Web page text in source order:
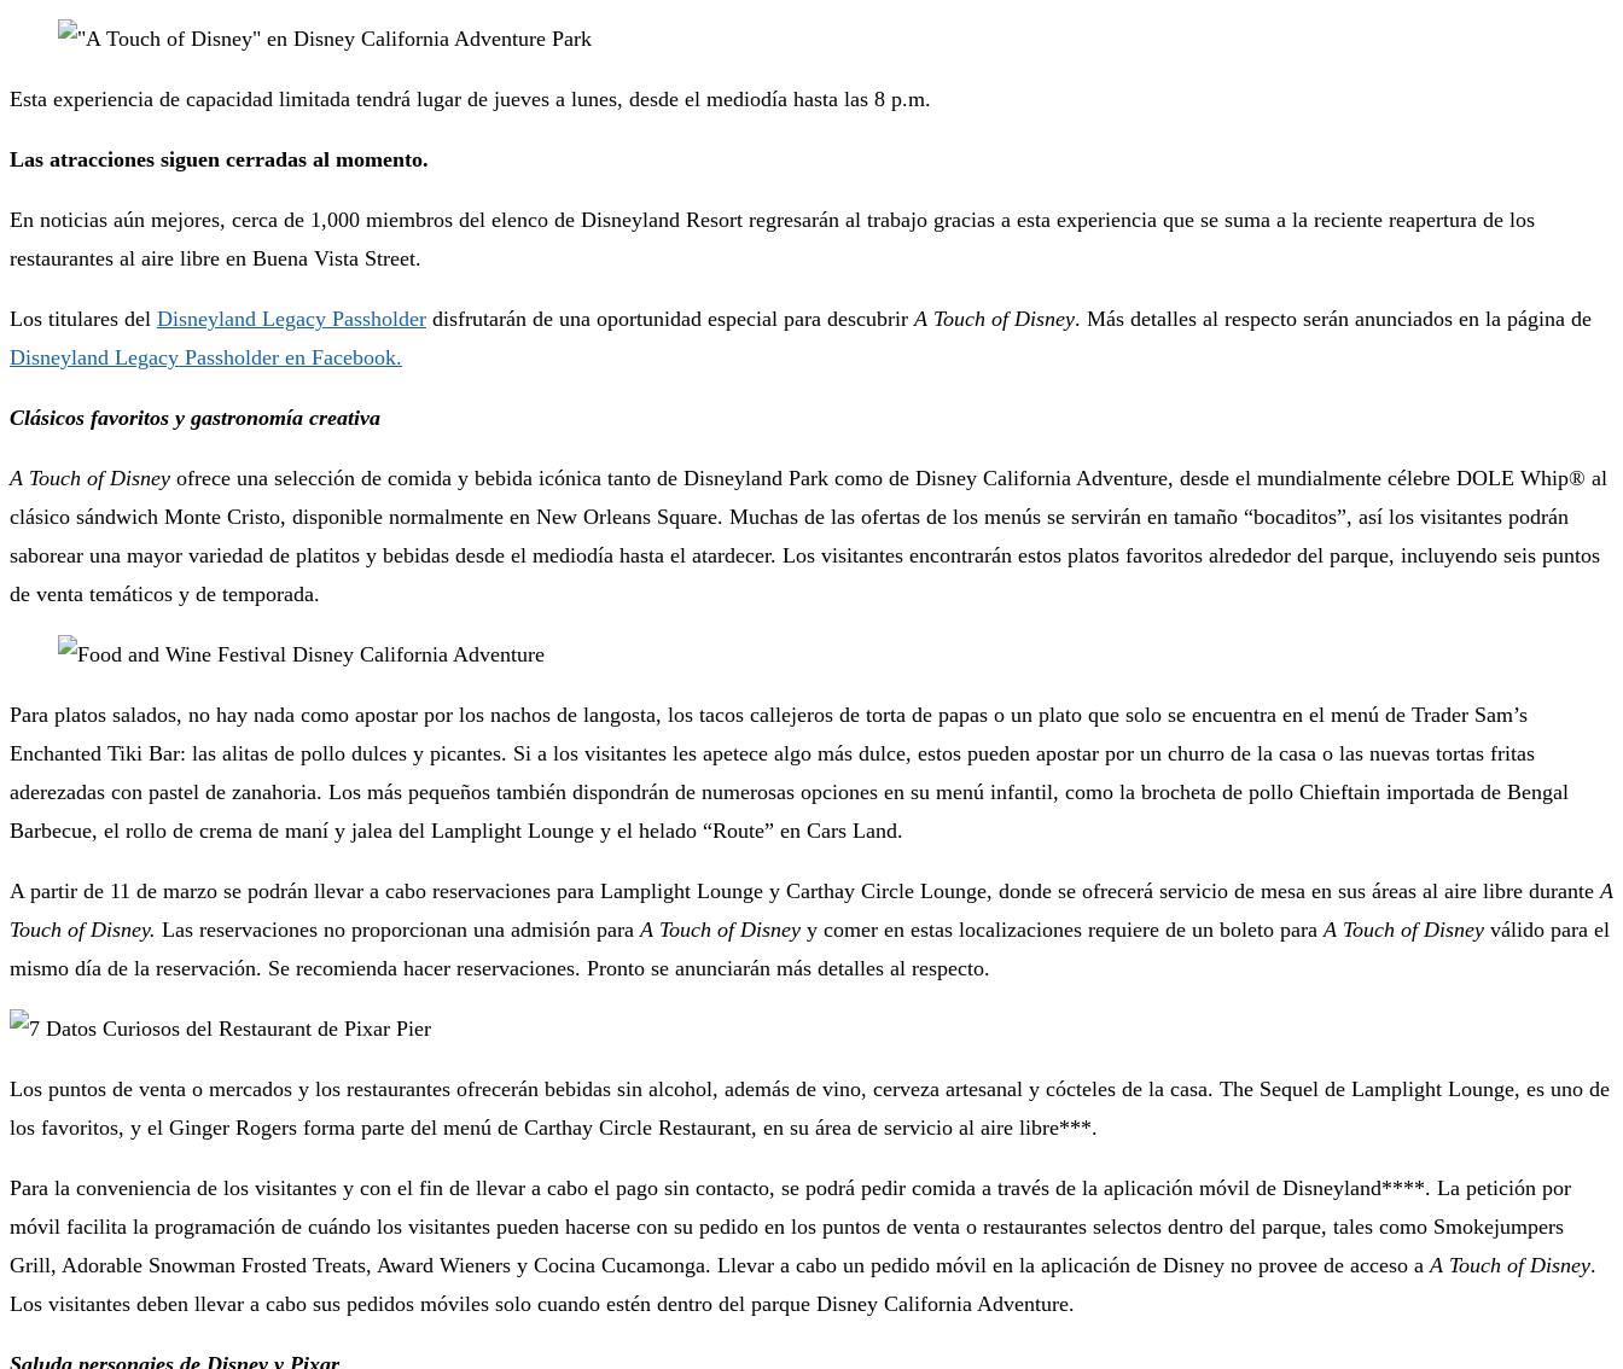
Esta experiencia de capacidad limitada tendrá lugar de jueves a lunes, desde el mediodía hasta las 8 p.m.
Las atracciones siguen cerradas al momento.
En noticias aún mejores, cerca de 1,000 miembros del elenco de Disneyland Resort regresarán al trabajo gracias a esta experiencia que se suma a la reciente reapertura de los
restaurantes al aire libre en Buena Vista Street.
Los titulares del Disneyland Legacy Passholder disfrutarán de una oportunidad especial para descubrirA Touch of Disney. Más detalles al respecto serán anunciados en la página de
Disneyland Legacy Passholder en Facebook.
Clásicos favoritos y gastronomía creativa
A Touch of Disney ofrece una selección de comida y bebida icónica tanto de Disneyland Park como de Disney California Adventure, desde el mundialmente célebre DOLE Whip® al
clásico sándwich Monte Cristo, disponible normalmente en New Orleans Square. Muchas de las ofertas de los menús se servirán en tamaño “bocaditos”, así los visitantes podrán
saborear una mayor variedad de platitos y bebidas desde el mediodía hasta el atardecer. Los visitantes encontrarán estos platos favoritos alrededor del parque, incluyendo seis puntos
de venta temáticos y de temporada.
Para platos salados, no hay nada como apostar por los nachos de langosta, los tacos callejeros de torta de papas o un plato que solo se encuentra en el menú de Trader Sam’s
Enchanted Tiki Bar: las alitas de pollo dulces y picantes. Si a los visitantes les apetece algo más dulce, estos pueden apostar por un churro de la casa o las nuevas tortas fritas
aderezadas con pastel de zanahoria. Los más pequeños también dispondrán de numerosas opciones en su menú infantil, como la brocheta de pollo Chieftain importada de Bengal
Barbecue, el rollo de crema de maní y jalea del Lamplight Lounge y el helado “Route” en Cars Land.
A partir de 11 de marzo se podrán llevar a cabo reservaciones para Lamplight Lounge y Carthay Circle Lounge, donde se ofrecerá servicio de mesa en sus áreas al aire libre duranteA
Touch of Disney. Las reservaciones no proporcionan una admisión paraA Touch of Disney y comer en estas localizaciones requiere de un boleto paraA Touch of Disney válido para el
mismo día de la reservación. Se recomienda hacer reservaciones. Pronto se anunciarán más detalles al respecto.
Los puntos de venta o mercados y los restaurantes ofrecerán bebidas sin alcohol, además de vino, cerveza artesanal y cócteles de la casa. The Sequel de Lamplight Lounge, es uno de
los favoritos, y el Ginger Rogers forma parte del menú de Carthay Circle Restaurant, en su área de servicio al aire libre***.
Para la conveniencia de los visitantes y con el fin de llevar a cabo el pago sin contacto, se podrá pedir comida a través de la aplicación móvil de Disneyland****. La petición por
móvil facilita la programación de cuándo los visitantes pueden hacerse con su pedido en los puntos de venta o restaurantes selectos dentro del parque, tales como Smokejumpers
Grill, Adorable Snowman Frosted Treats, Award Wieners y Cocina Cucamonga. Llevar a cabo un pedido móvil en la aplicación de Disney no provee de acceso aA Touch of Disney.
Los visitantes deben llevar a cabo sus pedidos móviles solo cuando estén dentro del parque Disney California Adventure.